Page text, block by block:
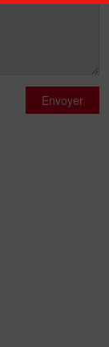
Envoyer